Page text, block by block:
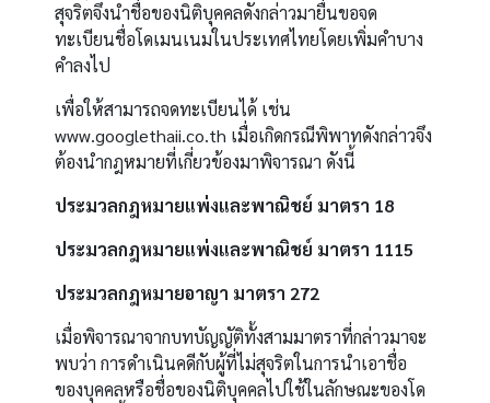
สุจริตจึงนำชื่อของนิติบุคคลดังกล่าวมายื่นขอจด
ทะเบียนชื่อโดเมนเนมในประเทศไทยโดยเพิ่มคำบาง
คำลงไป
เพื่อให้สามารถจดทะเบียนได้ เช่น
www.googlethaii.co.th เมื่อเกิดกรณีพิพาทดังกล่าวจึง
ต้องนำกฎหมายที่เกี่ยวข้องมาพิจารณา ดังนี้
ประมวลกฎหมายแพ่งและพาณิชย์ มาตรา 18
ประมวลกฎหมายแพ่งและพาณิชย์ มาตรา 1115
ประมวลกฎหมายอาญา มาตรา 272
เมื่อพิจารณาจากบทบัญญัติทั้งสามมาตราที่กล่าวมาจะ
พบว่า การดำเนินคดีกับผู้ที่ไม่สุจริตในการนำเอาชื่อ
ของบุคคลหรือชื่อของนิติบุคคลไปใช้ในลักษณะของโด